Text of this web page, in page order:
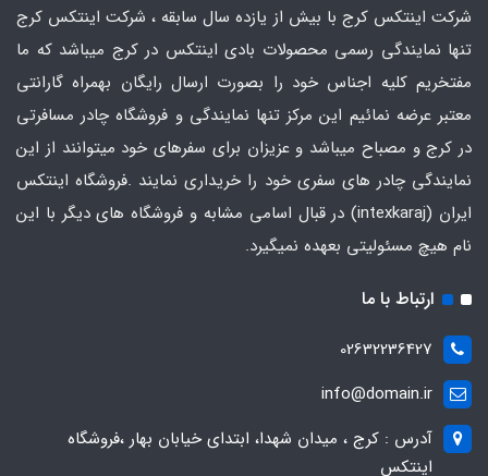
شرکت اینتکس کرج با بیش از یازده سال سابقه ، شرکت اینتکس کرج
تنها نمایندگی رسمی محصولات بادی اینتکس در کرج میباشد که ما
مفتخریم کلیه اجناس خود را بصورت ارسال رایگان بهمراه گارانتی
معتبر عرضه نمائیم این مرکز تنها نمایندگی و فروشگاه چادر مسافرتی
در کرج و مصباح میباشد و عزیزان برای سفرهای خود میتوانند از این
نمایندگی چادر های سفری خود را خریداری نمایند .فروشگاه اینتکس
ایران
(intexkaraj) در قبال اسامی مشابه و فروشگاه های دیگر با این
نام هیچ مسئولیتی بعهده نمیگیرد.
ارتباط با ما
02632236427
info@domain.ir
آدرس : کرج ، میدان شهدا، ابتدای خیابان بهار ،فروشگاه
اینتکس